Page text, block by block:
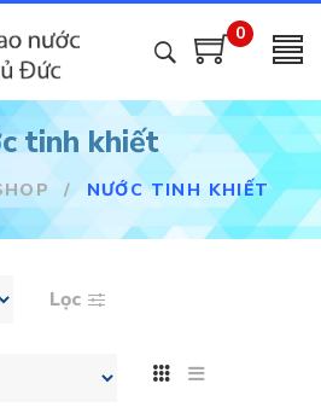
0
tinh khiết
/ NƯỚC TINH KHIẾT
Lọc